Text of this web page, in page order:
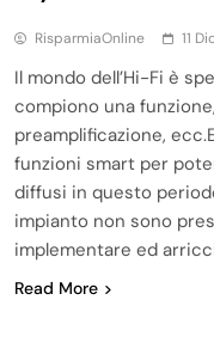
RisparmiaOnline 11
Il mondo dell’Hi-Fi è
compiono una
preamplificazione,
funzioni smart per
diffusi in questo
impianto non sono
implementare ed
Read More